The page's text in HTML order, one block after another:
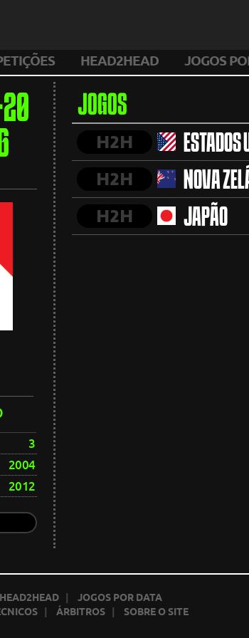
HEAD2HEAD JOGOS
3
2004
2012
JOGOS
H2H ESTADOS
H2H NOVA
H2H JAPÃO
HEAD2HEAD |JOGOS POR DATA
|ÁRBITROS SOBRE O SITE